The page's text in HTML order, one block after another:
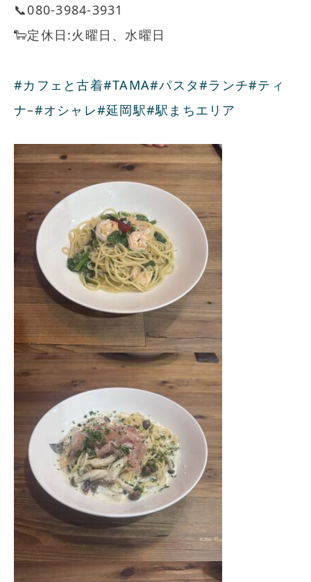
📞080-3984-3931
🐑定休日:火曜日、水曜日
#カフェと古着#TAMA#パスタ#ランチ#ティ
ナ–#オシャレ#延岡駅#駅まちエリア